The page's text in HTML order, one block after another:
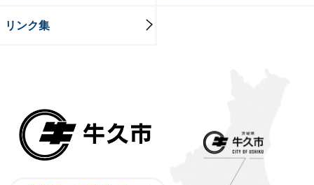
リンク集